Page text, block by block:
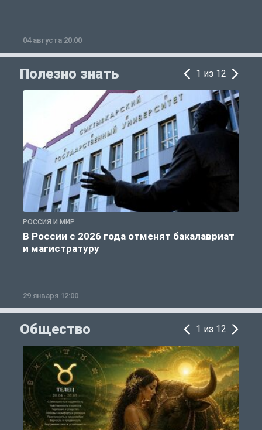
04 августа 20:00
Полезно знать 1 из 12
РОССИЯ И МИР
В России с 2026 года отменят бакалавриат
и магистратуру
29 января 12:00
Общество 1 из 12